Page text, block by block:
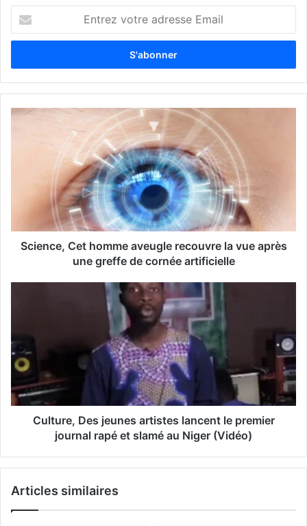
t
e
z
o
Science, Cet homme aveugle recouvre la vue après
une greffe de cornée artificielle
Culture, Des jeunes artistes lancent le premier
journal rapé et slamé au Niger (Vidéo)
Articles similaires